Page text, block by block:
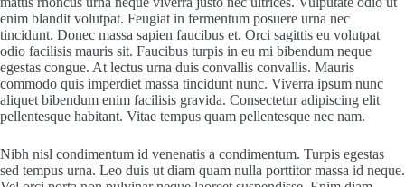
enim blandit volutpat. Feugiat in fermentum posuere urna nec
tincidunt. Donec massa sapien faucibus et. Orci sagittis eu volutpat
odio facilisis mauris sit. Faucibus turpis in eu mi bibendum neque
egestas congue. At lectus urna duis convallis convallis. Mauris
commodo quis imperdiet massa tincidunt nunc. Viverra ipsum nunc
aliquet bibendum enim facilisis gravida. Consectetur adipiscing elit
pellentesque habitant. Vitae tempus quam pellentesque nec nam.
Nibh nisl condimentum id venenatis a condimentum. Turpis egestas
sed tempus urna. Leo duis ut diam quam nulla porttitor massa id neque.